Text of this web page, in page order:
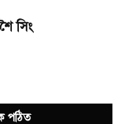
সিং
পঠিত